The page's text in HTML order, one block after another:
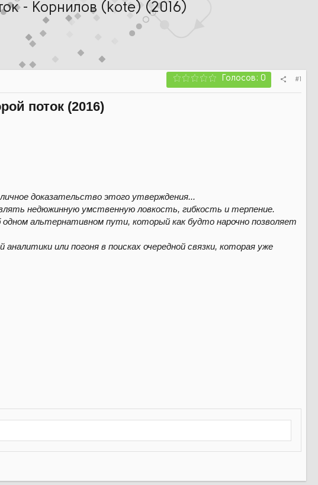
- Корнилов (kote) (2016)
Голосов: 0 #1
поток (2016)
доказательство этого утверждения...
недюжинную умственную ловкость, гибкость и терпение.
альтернативном пути, который как будто нарочно позволяет
или погоня в поисках очередной связки, которая уже